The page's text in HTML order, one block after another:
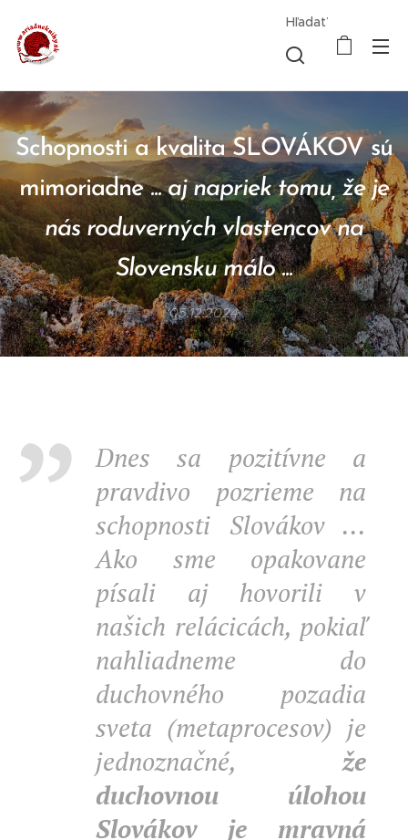
Hľadať
Schopnosti a kvalita SLOVÁKOV sú
mimoriadne... aj napriek tomu, že je
nás roduverných vlastencov na
Slovensku málo ...
05.12.2024
Dnes sa pozitívne a
pravdivo pozrieme na
schopnosti Slovákov ...
Ako sme opakovane
písali aj hovorili v
našich relácicách, pokiaľ
nahliadneme do
duchovného pozadia
sveta (metaprocesov) je
jednoznačné,že
duchovnou úlohou
Slovákov je mravná